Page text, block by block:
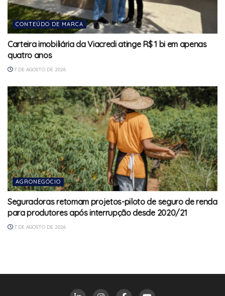
CONTEÚDO DE MARCA
Carteira imobiliária da Viacredi atinge R$ 1 bi em apenas
quatro anos
7 DE AGOSTO DE 2026
AGRONEGÓCIO
Seguradoras retomam projetos-piloto de seguro de renda
para produtores após interrupção desde 2020/21
7 DE AGOSTO DE 2026